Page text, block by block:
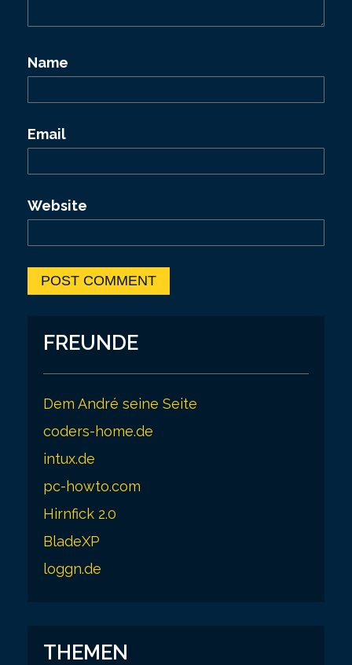
n
Name
Email
Website
FREUNDE
Dem André seine Seite
coders-home.de
intux.de
pc-howto.com
Hirnfick 2.0
BladeXP
loggn.de
THEMEN